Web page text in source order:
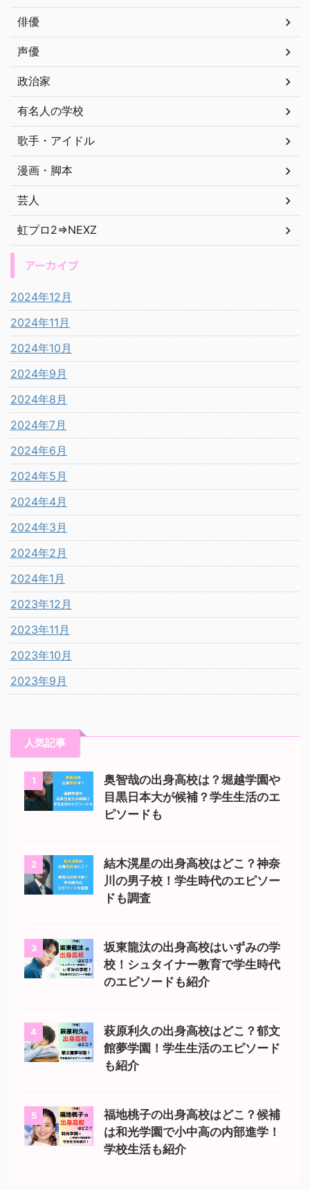
俳優
声優
政治家
有名人の学校
歌手・アイドル
漫画・脚本
芸人
虹プロ2⇒NEXZ
アーカイブ
2024年12月
2024年11月
2024年10月
2024年9月
2024年8月
2024年7月
2024年6月
2024年5月
2024年4月
2024年3月
2024年2月
2024年1月
2023年12月
2023年11月
2023年10月
2023年9月
人気記事
1
奥智哉の出身高校は？堀越学園や
目黒日本大が候補？学生生活のエ
ピソードも
2
結木滉星の出身高校はどこ？神奈
川の男子校！学生時代のエピソー
ドも調査
3
坂東龍汰の出身高校はいずみの学
校！シュタイナー教育で学生時代
のエピソードも紹介
4
萩原利久の出身高校はどこ？郁文
館夢学園！学生生活のエピソード
も紹介
5
福地桃子の出身高校はどこ？候補
は和光学園で小中高の内部進学！
学校生活も紹介